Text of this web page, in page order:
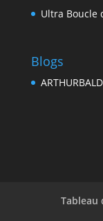
Ultra Boucle
Blogs
Tableau